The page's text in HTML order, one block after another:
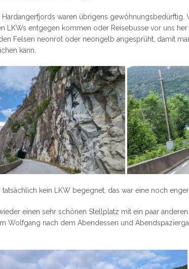
Hardangerfjords waren übrigens gewöhnungsbedürftig.
LKWs entgegen kommen oder Reisebusse vor uns
Felsen neonrot oder neongelb angesprüht, damit
kann.
tatsächlich kein LKW begegnet, das war eine noch
einen sehr schönen Stellplatz mit ein paar
Wolfgang nach dem Abendessen und